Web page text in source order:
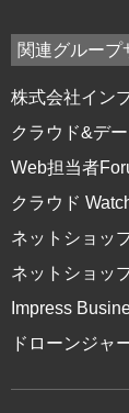
関連グループ
株式会社イン
クラウド&デ
Web担当者
クラウド
ネットショッ
ネットショッ
Impress
ドローンジャ